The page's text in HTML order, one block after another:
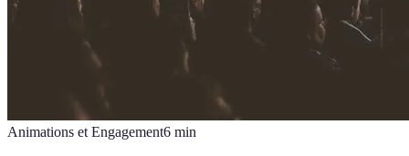
Animations et Engagement6 min